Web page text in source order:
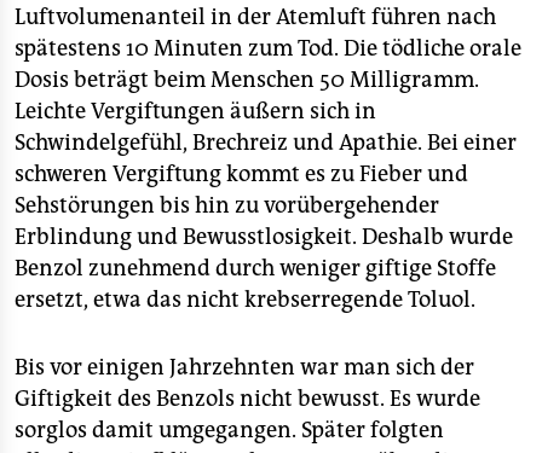
Luftvolumenanteil in der Atemluft führen nach
spätestens 10 Minuten zum Tod. Die tödliche orale
Dosis beträgt beim Menschen 50 Milligramm.
Leichte Vergiftungen äußern sich in
Schwindelgefühl, Brechreiz und Apathie. Bei einer
schweren Vergiftung kommt es zu Fieber und
Sehstörungen bis hin zu vorübergehender
Erblindung und Bewusstlosigkeit. Deshalb wurde
Benzol zunehmend durch weniger giftige Stoffe
ersetzt, etwa das nicht krebserregende Toluol.
Bis vor einigen Jahrzehnten war man sich der
Giftigkeit des Benzols nicht bewusst. Es wurde
sorglos damit umgegangen. Später folgten